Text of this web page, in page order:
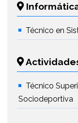
Técnico en
Técnico
Sociodeportiva